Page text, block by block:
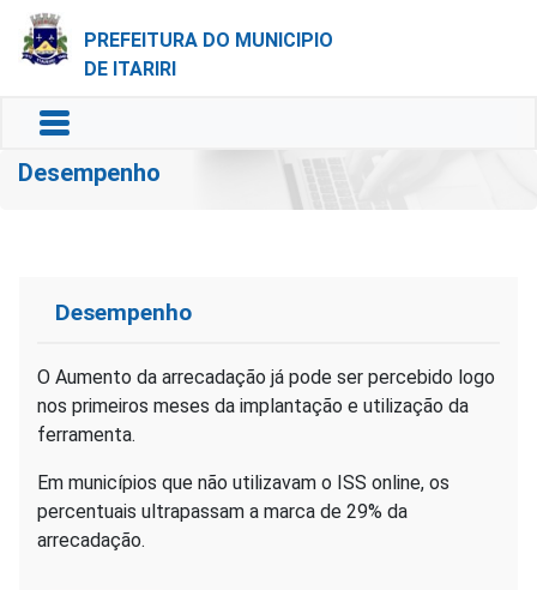
PREFEITURA DO MUNICIPIO
DE ITARIRI
Desempenho
Desempenho
O Aumento da arrecadação já pode ser percebido logo
nos primeiros meses da implantação e utilização da
ferramenta.
Em municípios que não utilizavam o ISS online, os
percentuais ultrapassam a marca de 29% da
arrecadação.